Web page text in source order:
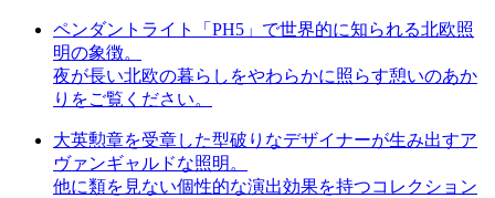
ペンダントライト「PH5」で世界的に知られる北欧照
明の象徴。
夜が長い北欧の暮らしをやわらかに照らす憩いのあか
りをご覧ください。
大英勲章を受章した型破りなデザイナーが生み出すア
ヴァンギャルドな照明。
他に類を見ない個性的な演出効果を持つコレクション